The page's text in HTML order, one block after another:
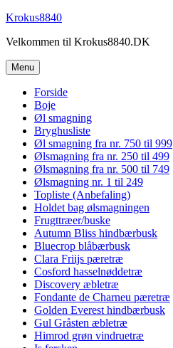
Videre
indhold
Krokus8840
Velkommen til Krokus8840.DK
Menu
Forside
Boje
Øl smagning
Bryghusliste
Øl smagning fra nr. 750 til 999
Ølsmagning fra nr. 250 til 499
Ølsmagning fra nr. 500 til 749
Ølsmagning nr. 1 til 249
Topliste (Anbefaling)
Holdet bag ølsmagningen
Frugttræer/buske
Autumn Bliss hindbærbusk
Bluecrop blåbærbusk
Clara Friijs pæretræ
Cosford hasselnøddetræ
Discovery æbletræ
Fondante de Charneu pæretræ
Golden Everest hindbærbusk
Gul Gråsten æbletræ
Himrod grøn vindruetræ